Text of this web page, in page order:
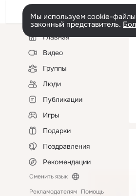
Мы используем cookie-
законный представитель.
Левая
колонкаГлавная
Видео
Группы
Люди
Публикации
Игры
Подарки
Поздравления
Рекомендации
Сменить язык
Рекламодателям Помощь